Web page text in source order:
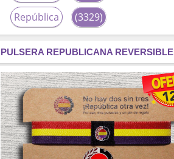
República
(3329)
fascismo
(2677)
tardofranquismo
(2320)
Actualidad
(2319)
monarquía
(2253)
PULSERA REPUBLICANA REVERSIBLE